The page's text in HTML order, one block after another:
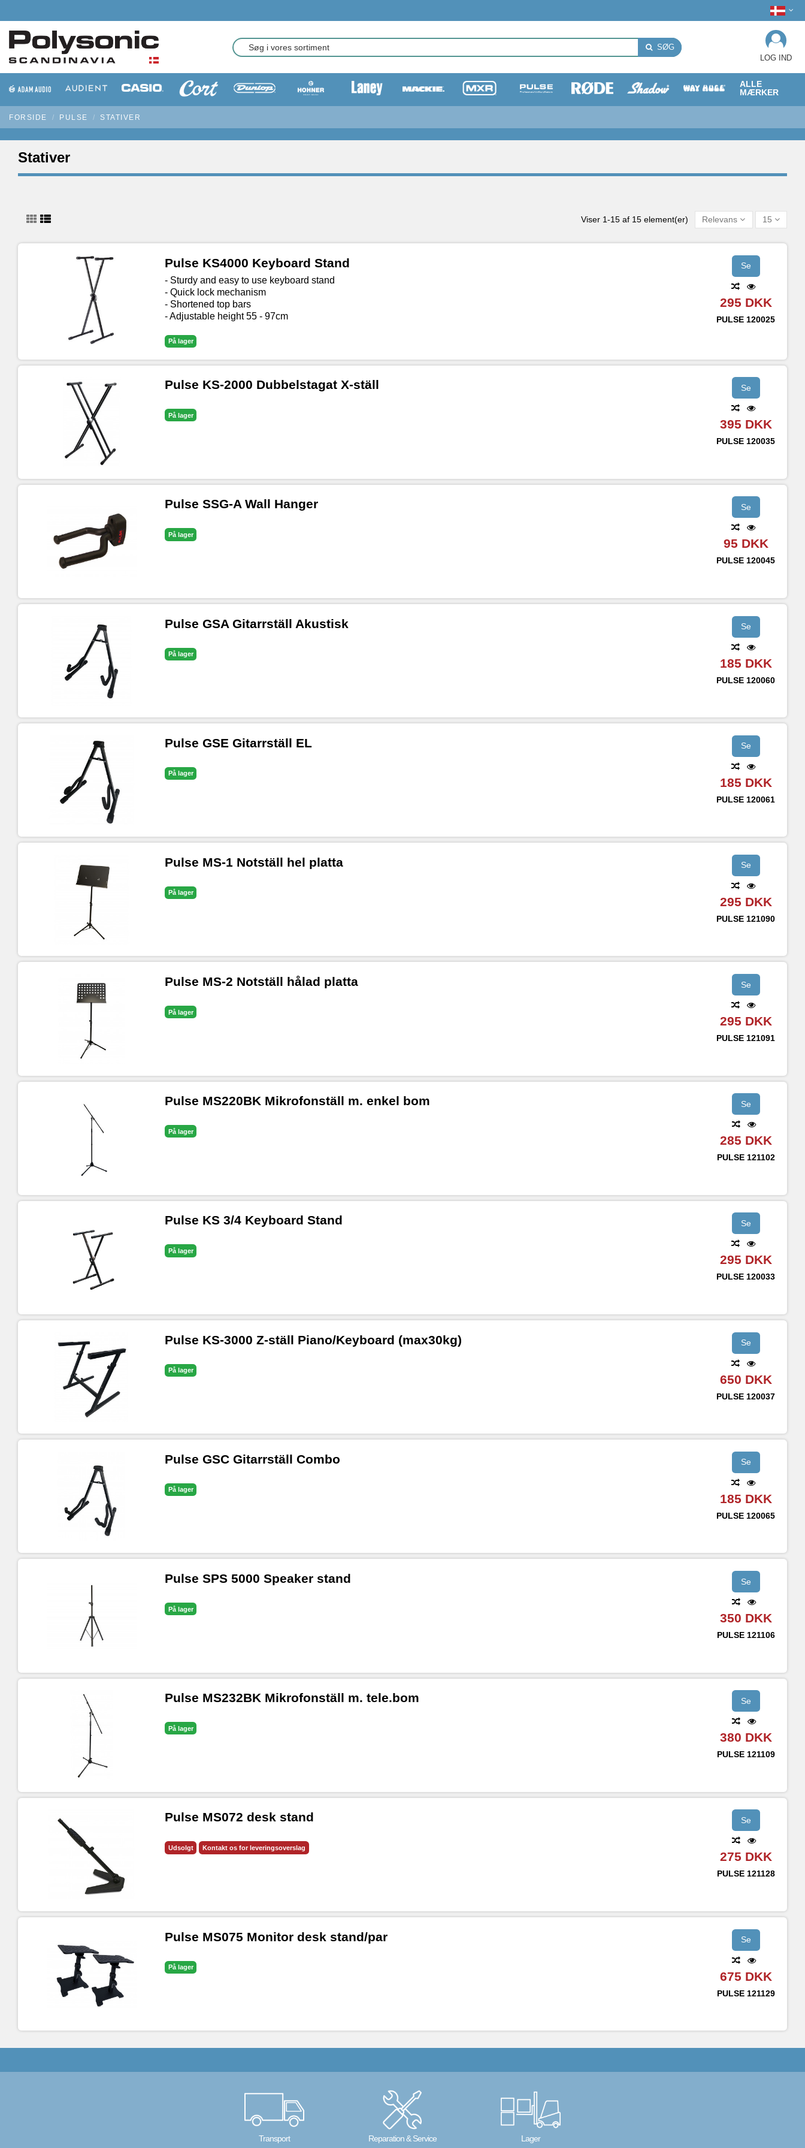
SØG
LOG IND
ALLE
MÆRKER
FORSIDE PULSE STATIVER
Stativer
Viser 1-15 af 15 element(er) Relevans 15
Pulse KS4000 Keyboard Stand
- Sturdy and easy to use keyboard stand
- Quick lock mechanism
- Shortened top bars
- Adjustable height 55 - 97cm
På lager
Se
295 DKK
PULSE 120025
Pulse KS-2000 Dubbelstagat X-ställ
På lager
Se
395 DKK
PULSE 120035
Pulse SSG-A Wall Hanger
På lager
Se
95 DKK
PULSE 120045
Pulse GSA Gitarrställ Akustisk
På lager
Se
185 DKK
PULSE 120060
Pulse GSE Gitarrställ EL
På lager
Se
185 DKK
PULSE 120061
Pulse MS-1 Notställ hel platta
På lager
Se
295 DKK
PULSE 121090
Pulse MS-2 Notställ hålad platta
På lager
Se
295 DKK
PULSE 121091
Pulse MS220BK Mikrofonställ m. enkel bom
På lager
Se
285 DKK
PULSE 121102
Pulse KS 3/4 Keyboard Stand
På lager
Se
295 DKK
PULSE 120033
Pulse KS-3000 Z-ställ Piano/Keyboard (max30kg)
På lager
Se
650 DKK
PULSE 120037
Pulse GSC Gitarrställ Combo
På lager
Se
185 DKK
PULSE 120065
Pulse SPS 5000 Speaker stand
På lager
Se
350 DKK
PULSE 121106
Pulse MS232BK Mikrofonställ m. tele.bom
På lager
Se
380 DKK
PULSE 121109
Pulse MS072 desk stand
Udsolgt Kontakt os for leveringsoverslag
Se
275 DKK
PULSE 121128
Pulse MS075 Monitor desk stand/par
På lager
Se
675 DKK
PULSE 121129
Transport Reparation & Service Lager